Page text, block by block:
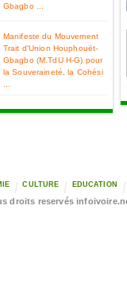
Gbagbo ...
Manifeste du Mouvement
Trait d'Union Houphouët-
Gbagbo (M.TdU H-G) pour
la Souveraineté, la Cohési
CULTURE EDUCATION
droits reservés